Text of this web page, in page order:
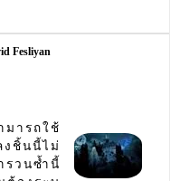
Fesliyan
ารถใช้
งชิ้นนี้ไม่
รวนซ้ำนี้